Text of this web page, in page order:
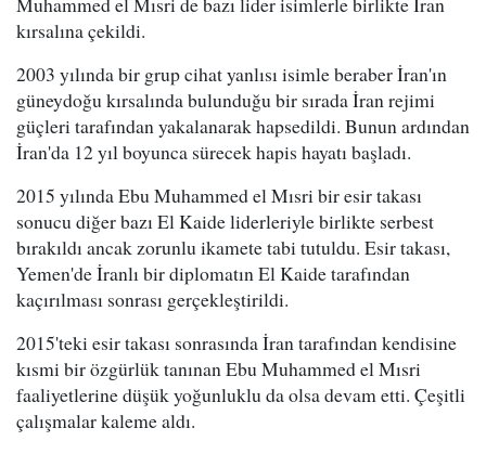
kırsalına çekildi.
2003 yılında bir grup cihat yanlısı isimle beraber İran'ın
güneydoğu kırsalında bulunduğu bir sırada İran rejimi
güçleri tarafından yakalanarak hapsedildi. Bunun ardından
İran'da 12 yıl boyunca sürecek hapis hayatı başladı.
2015 yılında Ebu Muhammed el Mısri bir esir takası
sonucu diğer bazı El Kaide liderleriyle birlikte serbest
bırakıldı ancak zorunlu ikamete tabi tutuldu. Esir takası,
Yemen'de İranlı bir diplomatın El Kaide tarafından
kaçırılması sonrası gerçekleştirildi.
2015'teki esir takası sonrasında İran tarafından kendisine
kısmi bir özgürlük tanınan Ebu Muhammed el Mısri
faaliyetlerine düşük yoğunluklu da olsa devam etti. Çeşitli
çalışmalar kaleme aldı.